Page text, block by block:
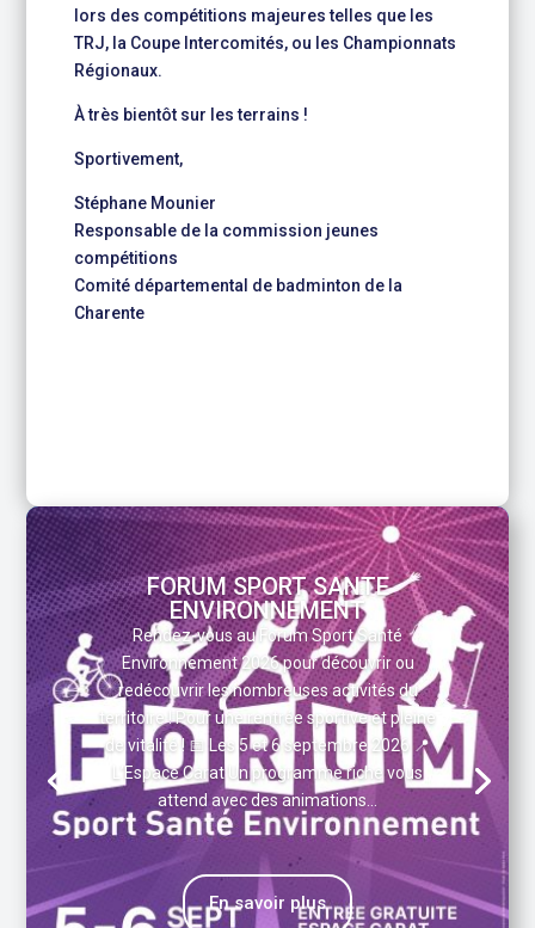
lors des compétitions majeures telles que les
TRJ, la Coupe Intercomités, ou les Championnats
Régionaux.
À très bientôt sur les terrains !
Sportivement,
Stéphane Mounier
Responsable de la commission jeunes
compétitions
Comité départemental de badminton de la
Charente
FORUM SPORT SANTE
ENVIRONNEMENT
Rendez-vous au Forum Sport Santé
Environnement 2026 pour découvrir ou
redécouvrir les nombreuses activités du
territoire ! Pour une rentrée sportive et pleine
de vitalité ! 📅 Les 5 et 6 septembre 2026 📍
L’Espace Carat Un programme riche vous
attend avec des animations...
En savoir plus